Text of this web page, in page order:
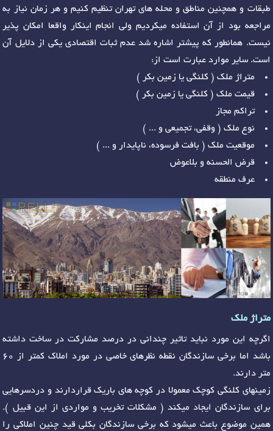
طبقات و همچنین مناطق و محله های تهران تنظیم کنیم و هر زمان نیاز به
مراجعه بود از آن استفاده میکردیم ولی انجام اینکار واقعا امکان پذیر
نیست. همانطور که پیشتر اشاره شد عدم ثبات اقتصادی یکی از دلایل آن
است. سایر موارد عبارت است از:
متراژ ملک ( کلنگی یا زمین بکر )
قیمت ملک ( کلنگی یا زمین بکر )
تراکم مجاز
نوع ملک ( وقفی، تجمیعی و ... )
موقعیت ملک ( بافت فرسوده، ناپایدار و ... )
قرض الحسنه و بلاعوض
عرف منطقه
متراژ ملک
اگرچه این مورد نباید تاثیر چندانی در درصد مشارکت در ساخت داشته
باشد اما برخی سازندگان نقطه نظرهای خاصی در مورد املاک کمتر از 60
متر دارند.
زمینهای کلنگی کوچک معمولا در کوچه های باریک قراردارند و دردسرهایی
برای سازندگان ایجاد میکند ( مشکلات تخریب و مواردی از این قبیل ).
همین موضوع باعث میشود که برخی سازندگان بکلی قید چنین املاکی را